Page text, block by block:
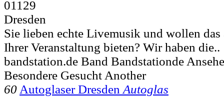
01129
Dresden
Sie lieben echte Livemusik und wollen das
Ihrer Veranstaltung bieten? Wir haben die..
bandstation.de Band Bandstationde
Besondere Gesucht Another
60 Autoglaser Dresden Autoglas